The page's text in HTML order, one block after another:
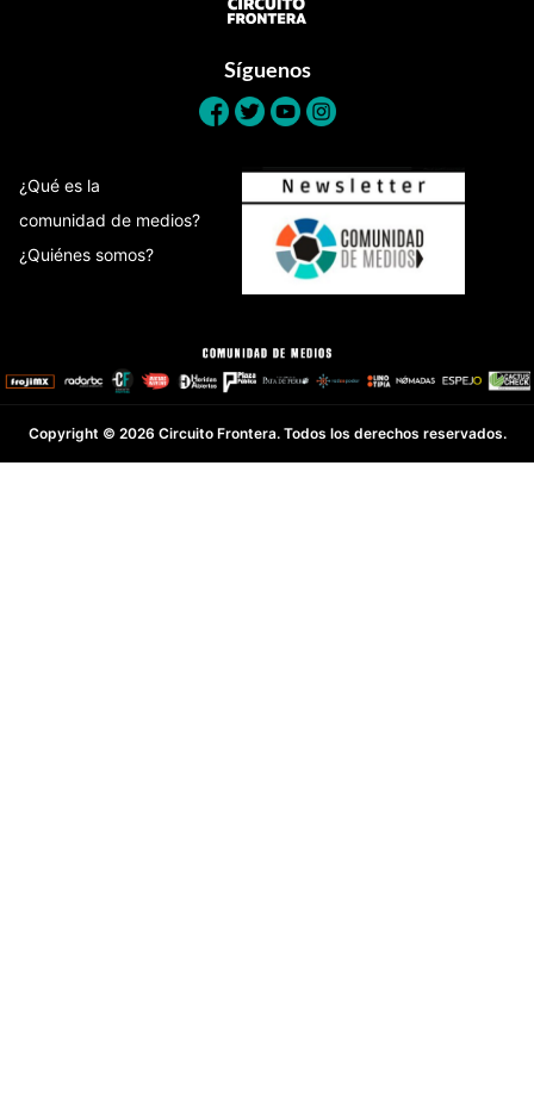
Síguenos
¿Qué es la
comunidad de medios?
¿Quiénes somos?
Copyright © 2026 Circuito Frontera. Todos los derechos reservados.